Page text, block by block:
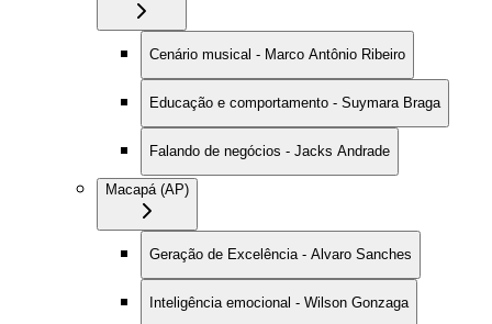
Cenário musical - Marco Antônio Ribeiro
Educação e comportamento - Suymara Braga
Falando de negócios - Jacks Andrade
Macapá (AP)
Geração de Excelência - Alvaro Sanches
Inteligência emocional - Wilson Gonzaga